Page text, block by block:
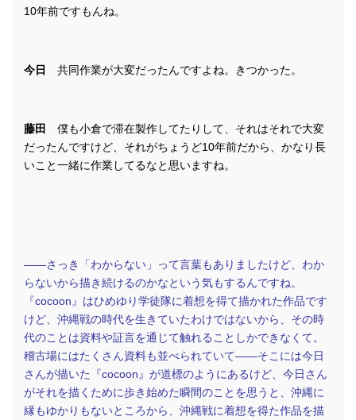
10年前ですもんね。
今日 共同作業が大変だったんですよね。きつかった。
藤田
僕も小倉で滞在製作してたりして、それはそれで大変
だったんですけど、それがちょうど10年前だから、かなり長
いこと一緒に作業してるなと思いますね。
――さっき「わからない」って言葉もありましたけど、わか
らないから描き続けるのかなという気もするんですね。
『cocoon』はひめゆり学徒隊に着想を得て描かれた作品です
けど、沖縄戦の時代を生きていたわけではないから、その時
代のことは資料や証言を通じて触れることしかできなくて。
稽古場にはたくさん資料も並べられていて――そこには今日
さんが描いた『cocoon』が道標のようにあるけど、今日さん
がそれを描くために歩き始めた瞬間のことを思うと、沖縄に
縁もゆかりもないところから、沖縄戦に着想を得た作品を描